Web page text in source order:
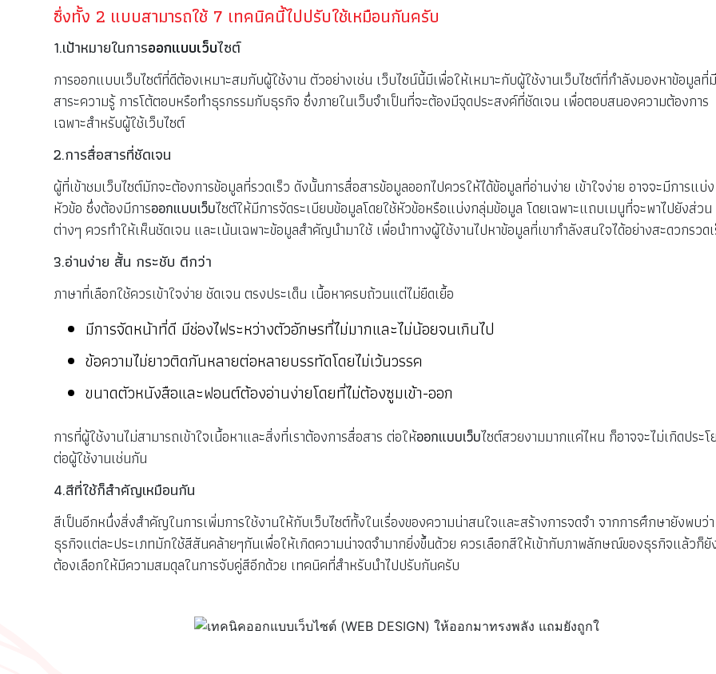
ซึ่งทั้ง 2 แบบสามารถใช้ 7 เทคนิคนี้ไปปรับใช้เหมือนกันครับ
1.เป้าหมายในการออกแบบเว็บไซต์
การออกแบบเว็บไซต์ที่ดีต้องเหมาะสมกับผู้ใช้งาน ตัวอย่างเช่น เว็บไซน์นี้มีเพื่อให้เหมาะกับผู้ใช้งานเว็บไซต์ที่กำลังมองหาข้อมูลที่
สาระความรู้ การโต้ตอบหรือทำธุรกรรมกับธุรกิจ ซึ่งภายในเว็บจำเป็นที่จะต้องมีจุดประสงค์ที่ชัดเจน เพื่อตอบสนองความต้องการ
เฉพาะสำหรับผู้ใช้เว็บไซต์
2.การสื่อสารที่ชัดเจน
ผู้ที่เข้าชมเว็บไซต์มักจะต้องการข้อมูลที่รวดเร็ว ดังนั้นการสื่อสารข้อมูลออกไปควรให้ได้ข้อมูลที่อ่านง่าย เข้าใจง่าย อาจจะมีการแบ่ง
หัวข้อ ซึ่งต้องมีการออกแบบเว็บไซต์ให้มีการจัดระเบียบข้อมูลโดยใช้หัวข้อหรือแบ่งกลุ่มข้อมูล โดยเฉพาะแถบเมนูที่จะพาไปยังส่วน
ต่างๆ ควรทำให้เห็นชัดเจน และเน้นเฉพาะข้อมูลสำคัญนำมาใช้ เพื่อนำทางผู้ใช้งานไปหาข้อมูลที่เขากำลังสนใจได้อย่างสะดวกรวด
3.อ่านง่าย สั้น กระชับ ดีกว่า
ภาษาที่เลือกใช้ควรเข้าใจง่าย ชัดเจน ตรงประเด็น เนื้อหาครบถ้วนแต่ไม่ยืดเยื้อ
มีการจัดหน้าที่ดี มีช่องไฟระหว่างตัวอักษรที่ไม่มากและไม่น้อยจนเกินไป
ข้อความไม่ยาวติดกันหลายต่อหลายบรรทัดโดยไม่เว้นวรรค
ขนาดตัวหนังสือและฟอนต์ต้องอ่านง่ายโดยที่ไม่ต้องซูมเข้า-ออก
การที่ผู้ใช้งานไม่สามารถเข้าใจเนื้อหาและสิ่งที่เราต้องการสื่อสาร ต่อให้ออกแบบเว็บไซต์สวยงามมากแค่ไหน ก็อาจจะไม่เกิดประ
ต่อผู้ใช้งานเช่นกัน
4.สีที่ใช้ก็สำคัญเหมือนกัน
สีเป็นอีกหนึ่งสิ่งสำคัญในการเพิ่มการใช้งานให้กับเว็บไซต์ทั้งในเรื่องของความน่าสนใจและสร้างการจดจำ จากการศึกษายังพบว่า
ธุรกิจแต่ละประเภทมักใช้สีสันคล้ายๆกันเพื่อให้เกิดความน่าจดจำมากยิ่งขึ้นด้วย ควรเลือกสีให้เข้ากับภาพลักษณ์ของธุรกิจแล้วก็ยั
ต้องเลือกให้มีความสมดุลในการจับคู่สีอีกด้วย เทคนิคที่สำหรับนำไปปรับกันครับ